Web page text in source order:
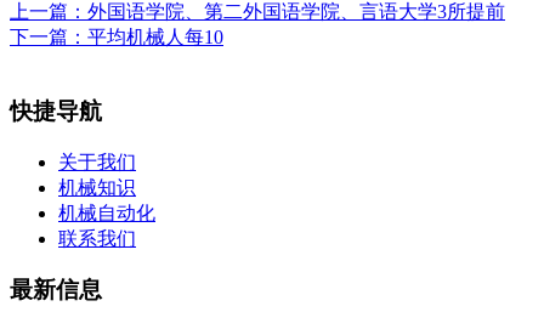
上一篇： 外国语学院、第二外国语学院、言语大学3所提前
下一篇： 平均机械人每10
快捷导航
关于我们
机械知识
机械自动化
联系我们
最新信息